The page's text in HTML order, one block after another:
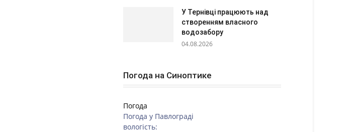
У Тернівці працюють над
створенням власного
водозабору
04.08.2026
Погода на Синоптике
Погода
Погода у Павлограді
вологість: